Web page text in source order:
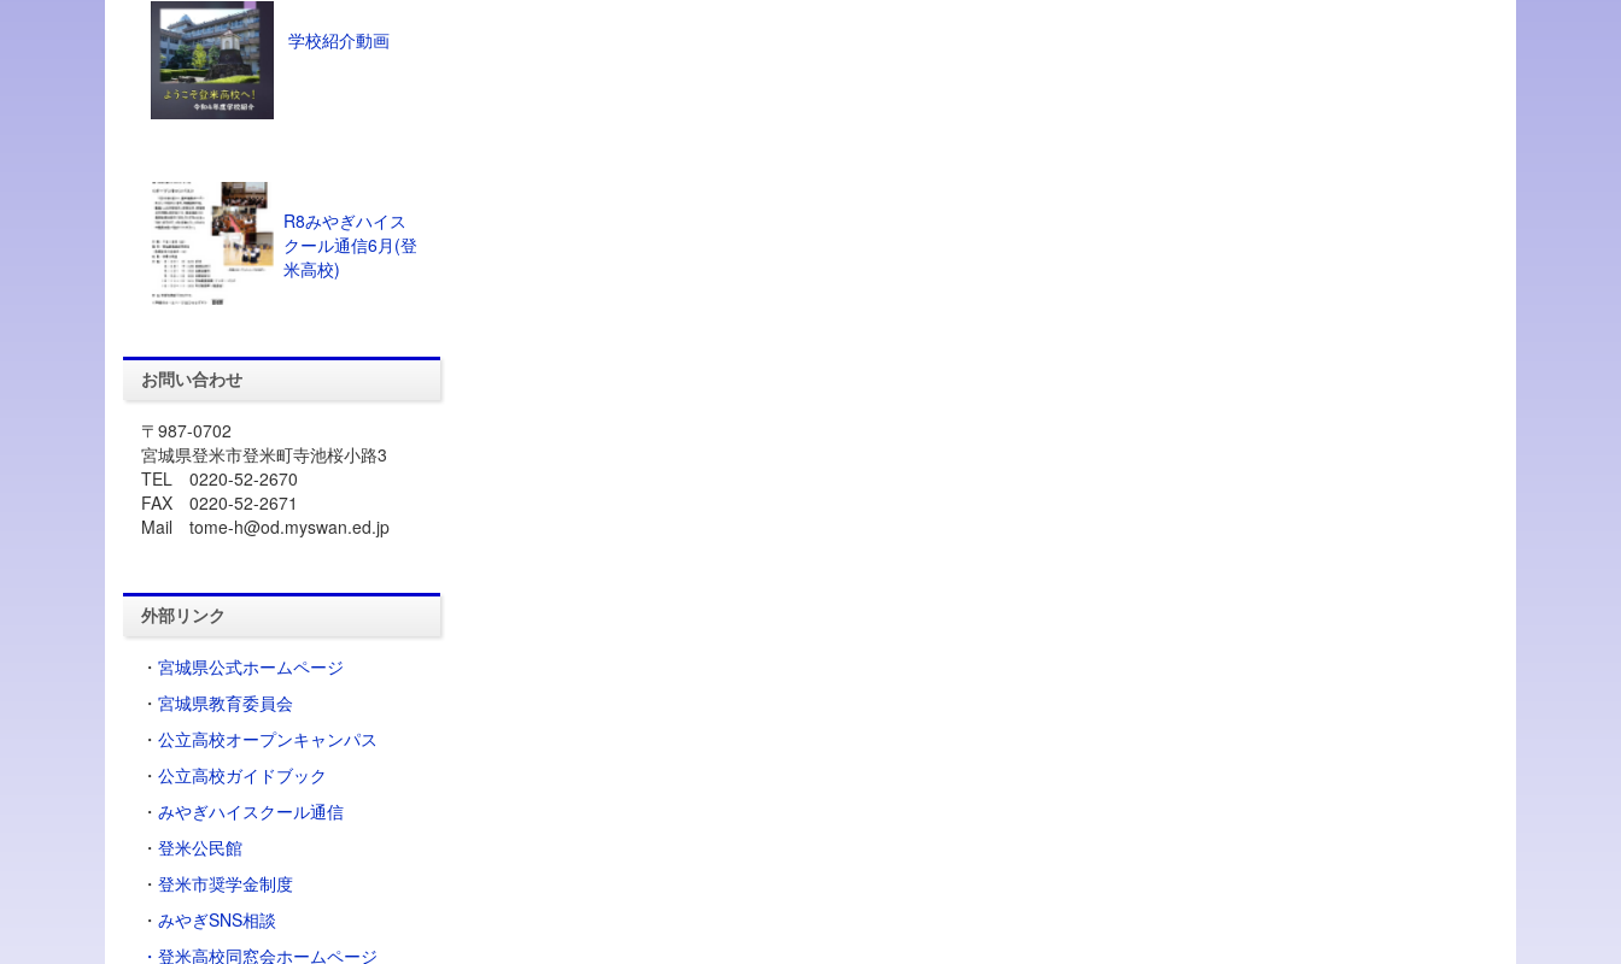
学校紹介動画
R8みやぎハイス
クール通信6月(登
米高校)
お問い合わせ
〒987-0702
宮城県登米市登米町寺池桜小路3
TEL 0220-52-2670
FAX 0220-52-2671
Mail tome-h@od.myswan.ed.jp
外部リンク
・ 宮城県公式ホームページ
・ 宮城県教育委員会
・ 公立高校オープンキャンパス
・ 公立高校ガイドブック
・ みやぎハイスクール通信
・ 登米公民館
・ 登米市奨学金制度
・ みやぎSNS相談
・登米高校同窓会ホームページ